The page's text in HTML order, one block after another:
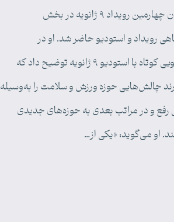
سخنرانان چهارمین رویداد ۹ ژانویه در بخش
رویداد و استودیو حاضر شد. او در
گفت‌وگویی کوتاه با استودیو ۹ ژانویه توضیح داد که
چالش‌هایی حوزه ورزش و سلامت را به‌وسیله
رفع و در مراتب بعدی به حوزه‌های جدیدی
او می‌گوید: «یکی از…